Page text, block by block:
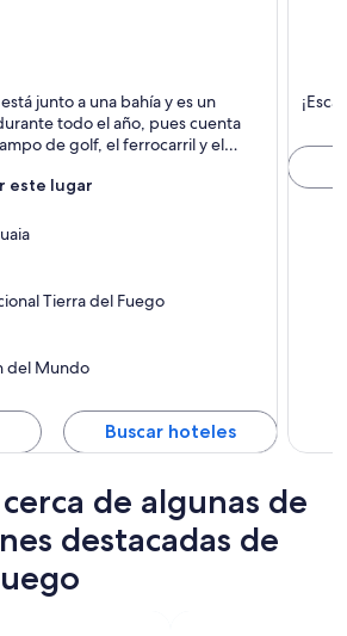
Naturaleza
junto a una bahía y es un
todo el año, pues cuenta
de golf, el ferrocarril y el
este lugar
Tierra del Fuego
del Mundo
Buscar hoteles
de algunas de
destacadas de